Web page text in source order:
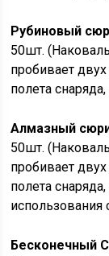
Рубиновый
50шт.
пробивает
полета
Алмазный
50шт.
пробивает
полета
использования
Бесконечный